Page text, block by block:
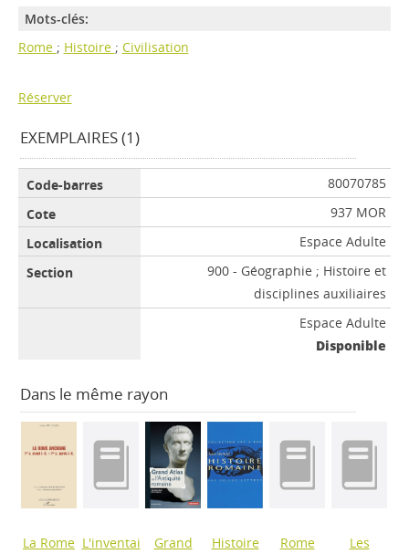
Mots-clés:
Rome ; Histoire ; Civilisation
Réserver
EXEMPLAIRES (1)
80070785
937 MOR
Espace Adulte
900 - Géographie ; Histoire et
disciplines auxiliaires
Espace Adulte
Disponible
Dans le même rayon
La Rome L'inventai
Grand
Histoire
Rome
Les